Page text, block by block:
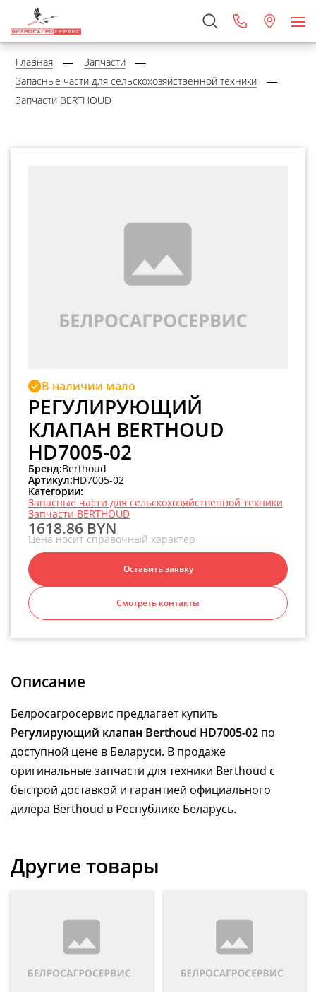
Главная
Запчасти
Запасные части для сельскохозяйственной техники
Запчасти BERTHOUD
В наличии мало
РЕГУЛИРУЮЩИЙ
КЛАПАН BERTHOUD
HD7005-02
Бренд:Berthoud
Артикул:HD7005-02
Категории:
Запасные части для сельскохозяйственной техники
Запчасти BERTHOUD
1618.86 BYN
Цена носит справочный характер
Оставить заявку
Смотреть контакты
Описание
Белросагросервис предлагает купить
Регулирующий клапан Berthoud HD7005-02 по
доступной цене в Беларуси. В продаже
оригинальные запчасти для техники Berthoud с
быстрой доставкой и гарантией официального
дилера Berthoud в Республике Беларусь.
Другие товары